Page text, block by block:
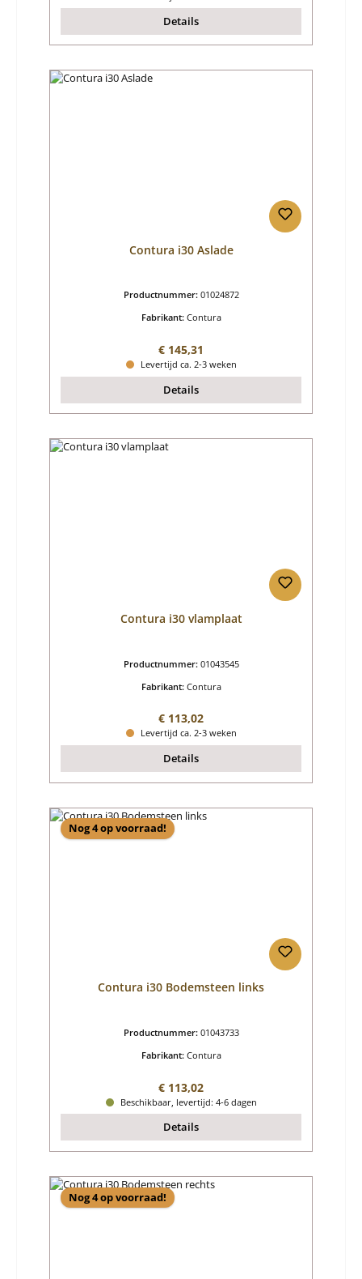
Details
Contura i30 Aslade
Productnummer: 01024872
Fabrikant: Contura
Normale prijs:
€ 145,31
Levertijd ca. 2-3 weken
Details
Contura i30 vlamplaat
Productnummer: 01043545
Fabrikant: Contura
Normale prijs:
€ 113,02
Levertijd ca. 2-3 weken
Details
Nog 4 op voorraad!
Contura i30 Bodemsteen links
Productnummer: 01043733
Fabrikant: Contura
Normale prijs:
€ 113,02
Beschikbaar, levertijd: 4-6 dagen
Details
Nog 4 op voorraad!